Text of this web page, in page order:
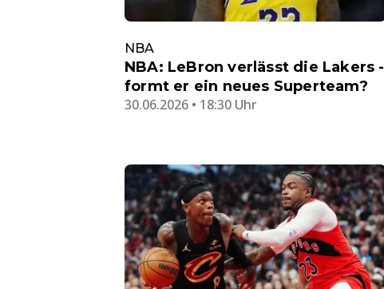
NBA
NBA: LeBron verlässt die Lakers -
formt er ein neues Superteam?
30.06.2026 • 18:30 Uhr